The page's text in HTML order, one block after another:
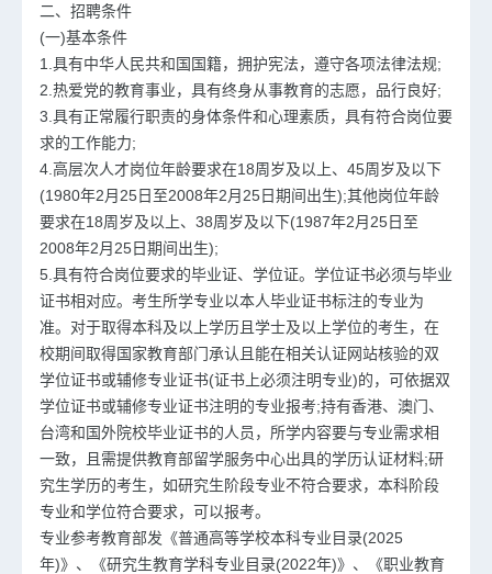
二、招聘条件
(一)基本条件
1.具有中华人民共和国国籍，拥护宪法，遵守各项法律法规;
2.热爱党的教育事业，具有终身从事教育的志愿，品行良好;
3.具有正常履行职责的身体条件和心理素质，具有符合岗位要
求的工作能力;
4.高层次人才岗位年龄要求在18周岁及以上、45周岁及以下
(1980年2月25日至2008年2月25日期间出生);其他岗位年龄
要求在18周岁及以上、38周岁及以下(1987年2月25日至
2008年2月25日期间出生);
5.具有符合岗位要求的毕业证、学位证。学位证书必须与毕业
证书相对应。考生所学专业以本人毕业证书标注的专业为
准。对于取得本科及以上学历且学士及以上学位的考生，在
校期间取得国家教育部门承认且能在相关认证网站核验的双
学位证书或辅修专业证书(证书上必须注明专业)的，可依据双
学位证书或辅修专业证书注明的专业报考;持有香港、澳门、
台湾和国外院校毕业证书的人员，所学内容要与专业需求相
一致，且需提供教育部留学服务中心出具的学历认证材料;研
究生学历的考生，如研究生阶段专业不符合要求，本科阶段
专业和学位符合要求，可以报考。
专业参考教育部发《普通高等学校本科专业目录(2025
年)》、《研究生教育学科专业目录(2022年)》、《职业教育